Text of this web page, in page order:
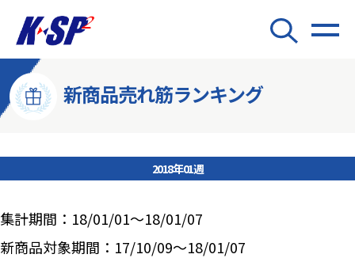
新商品売れ筋ランキング
2018年01週
集計期間：18/01/01～18/01/07
新商品対象期間：17/10/09～18/01/07